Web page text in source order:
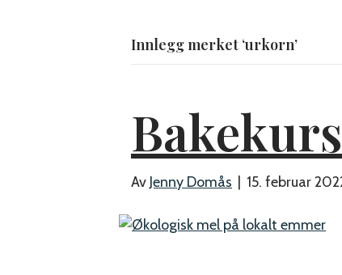
Innlegg merket ‘urkorn’
Av Jenny Domås 15. februar